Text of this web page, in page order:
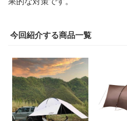
今回紹介する商品一覧